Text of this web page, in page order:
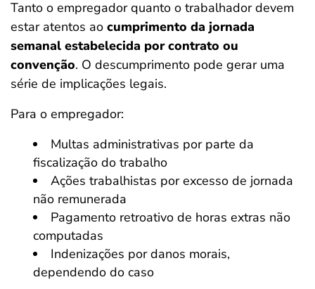
Tanto o empregador quanto o trabalhador devem
estar atentos ao cumprimento da jornada
semanal estabelecida por contrato ou
convenção. O descumprimento pode gerar uma
série de implicações legais.
Para o empregador:
Multas administrativas por parte da
fiscalização do trabalho
Ações trabalhistas por excesso de jornada
não remunerada
Pagamento retroativo de horas extras não
computadas
Indenizações por danos morais,
dependendo do caso